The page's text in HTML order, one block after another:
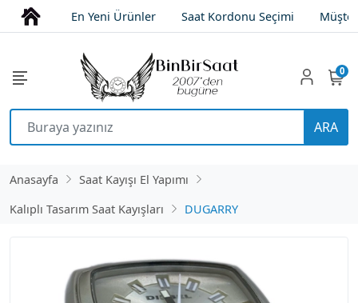
En Yeni Ürünler Saat Kordonu Seçimi
ARA
0
Anasayfa
Saat Kayışı El Yapımı
Kalıplı Tasarım Saat Kayışları
DUGARRY